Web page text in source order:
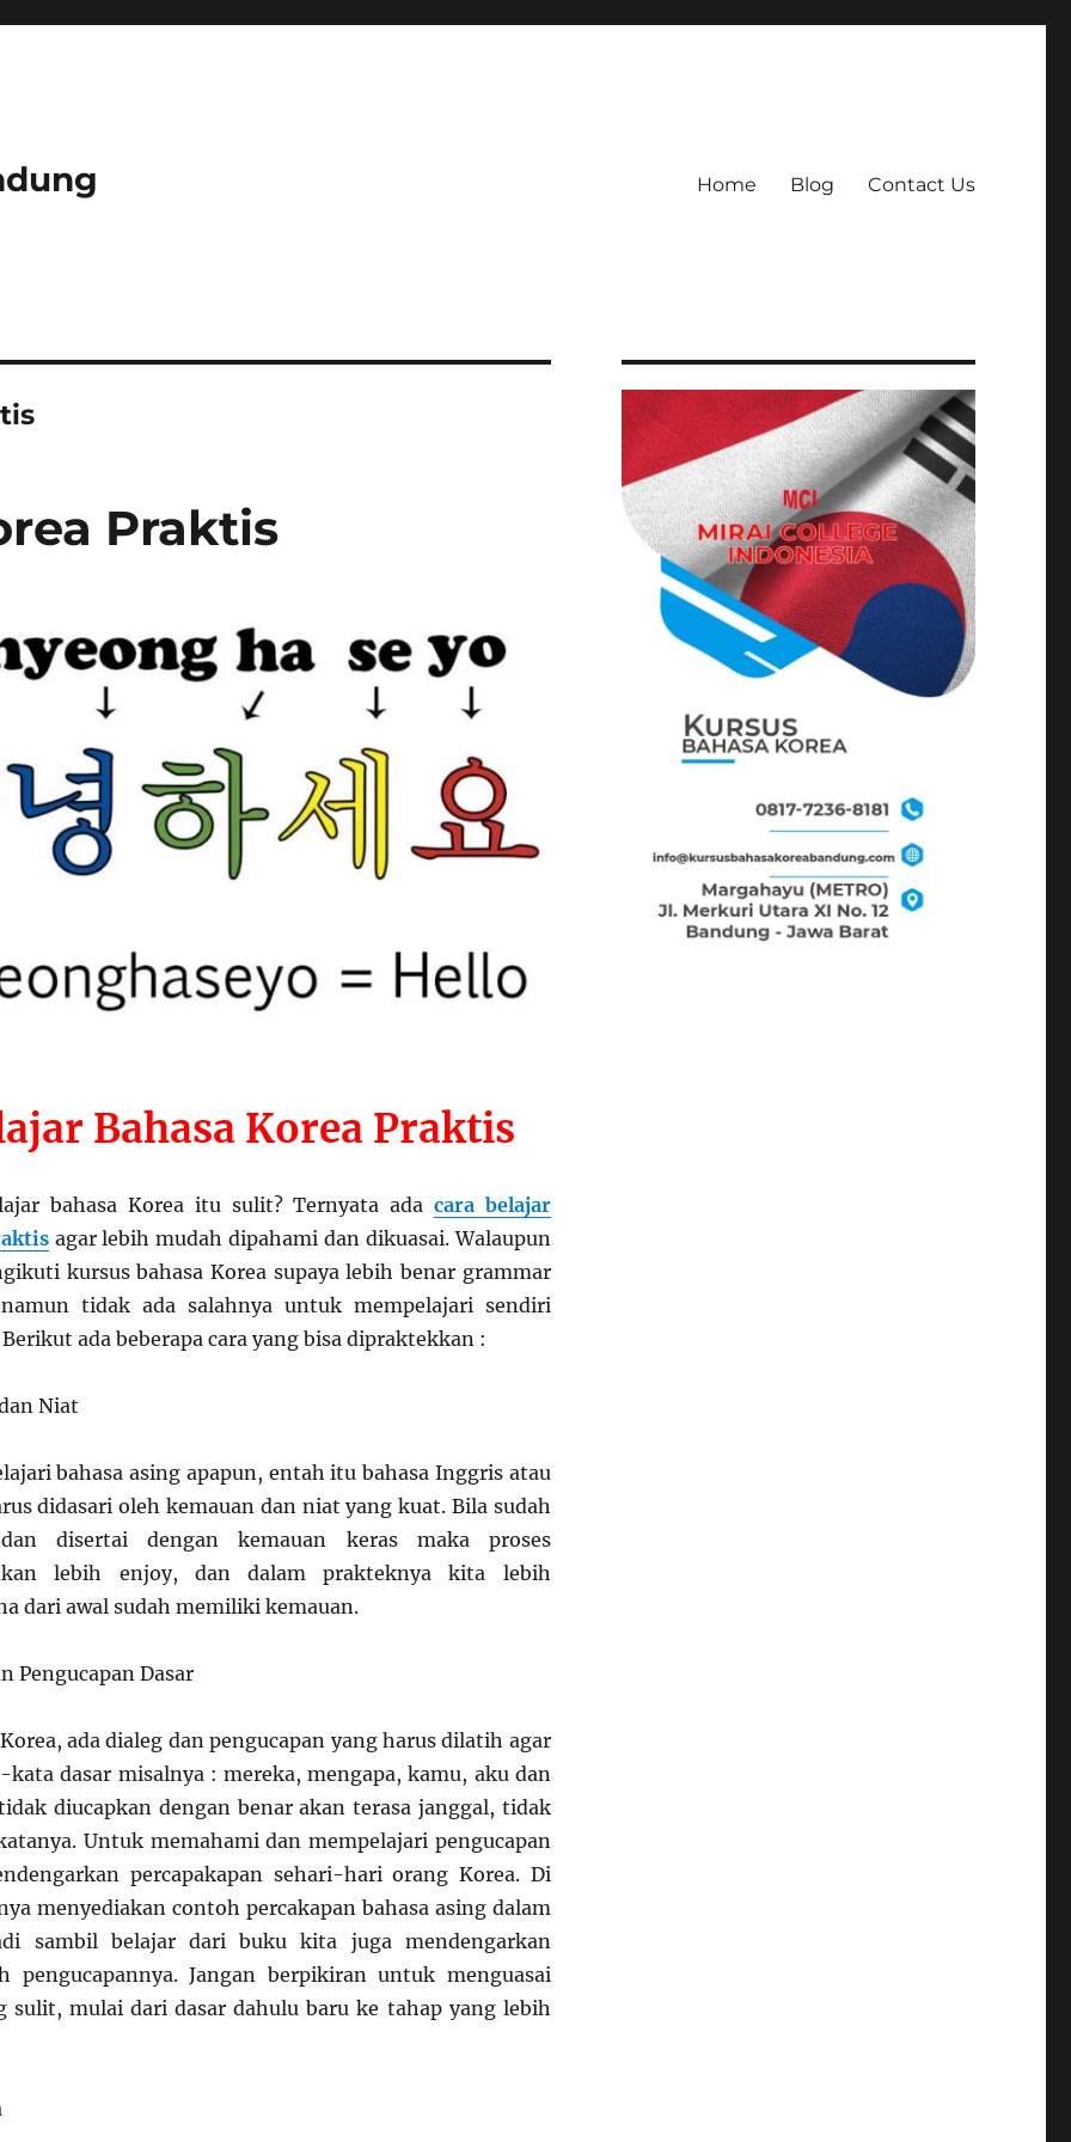
Home Blog Contact Us
Praktis
Bahasa Korea Praktis
bahasa Korea itu sulit? Ternyata ada carabelajar
agar lebih mudah dipahami dan dikuasai. Walaupun
kursus bahasa Korea supaya lebih benar grammar
tidak ada salahnya untuk mempelajari sendiri
ada beberapa cara yang bisa dipraktekkan :
Niat
bahasa asing apapun, entah itu bahasa Inggris atau
didasari oleh kemauan dan niat yang kuat. Bila sudah
disertai dengan kemauan keras maka proses
lebih enjoy, dan dalam prakteknya kita lebih
dari awal sudah memiliki kemauan.
Pengucapan Dasar
ada dialeg dan pengucapan yang harus dilatih agar
dasar misalnya : mereka, mengapa, kamu, aku dan
diucapkan dengan benar akan terasa janggal, tidak
Untuk memahami dan mempelajari pengucapan
percapakapan sehari-hari orang Korea. Di
menyediakan contoh percakapan bahasa asing dalam
sambil belajar dari buku kita juga mendengarkan
pengucapannya. Jangan berpikiran untuk menguasai
sulit, mulai dari dasar dahulu baru ke tahap yang lebih